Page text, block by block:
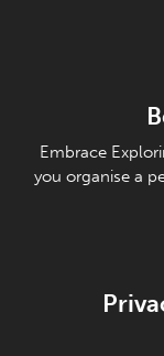
Embrace
you organise a